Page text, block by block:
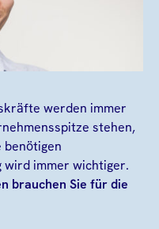
werden immer
stehen,
benötigen
wird immer wichtiger.
brauchen Sie für die